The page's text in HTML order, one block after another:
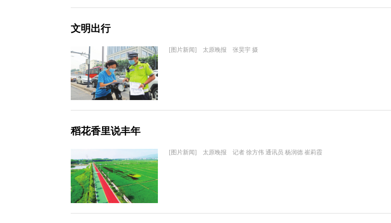
文明出行
[图片新闻] 太原晚报 张昊宇 摄
稻花香里说丰年
[图片新闻] 太原晚报 记者 徐方伟 通讯员 杨润德 崔莉霞